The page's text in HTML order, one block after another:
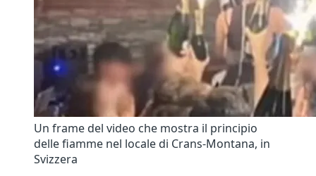
Un frame del video che mostra il principio
delle fiamme nel locale di Crans-Montana, in
Svizzera